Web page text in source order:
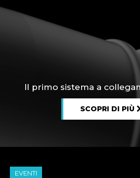
SCOPRI DI PIÙ
Il primo sistema a
CHIAMACI ORA
EVENTI